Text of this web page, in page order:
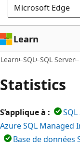
Microsoft Edge
Learn
Learn SQL SQL Server
Statistics
S’applique à :
Azure SQL Managed
Base de données